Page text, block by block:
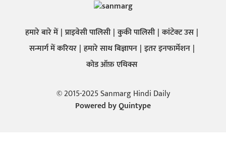
हमारे बारे में प्राइवेसी पालिसी कुकी पालिसी कांटेक्ट उस
सन्मार्ग में करियर हमारे साथ बिज्ञापन इतर इनफार्मेशन
कोड ऑफ़ एथिक्स
© 2015-2025 Sanmarg Hindi Daily
Powered byQuintype